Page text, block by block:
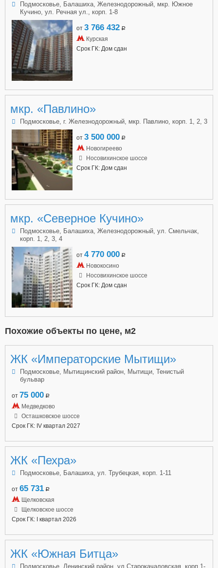
Подмосковье, Балашиха, Железнодорожный, мкр. Южное
Кучино, ул. Речная ул., корп. 1-8
от 3 766 432 a
Курская
Срок ГК: Дом сдан
мкр. «Павлино»
Подмосковье, г. Железнодорожный, мкр. Павлино, корп. 1, 2, 3
от 3 500 000 a
Новогиреево
Носовихинское шоссе
Срок ГК: Дом сдан
мкр. «Северное Кучино»
Подмосковье, Балашиха, Железнодорожный, ул. Смельчак,
корп. 1, 2, 3, 4
от 4 770 000 a
Новокосино
Носовихинское шоссе
Срок ГК: Дом сдан
Похожие объекты по цене, м2
ЖК «Императорские Мытищи»
Подмосковье, Мытищинский район, Мытищи, Тенистый
бульвар
от 75 000 a
Медведково
Осташковское шоссе
Срок ГК: IV квартал 2027
ЖК «Пехра»
Подмосковье, Балашиха, ул. Трубецкая, корп. 1-11
от 65 731 a
Щелковская
Щелковское шоссе
Срок ГК: I квартал 2026
ЖК «Южная Битца»
Подмосковье, Ленинский район, ул.Старокачаловская. корп.1-